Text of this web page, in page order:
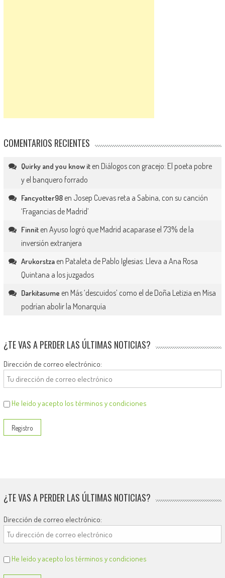
COMENTARIOS RECIENTES
Quirky and you know iten Diálogos con gracejo: El poeta pobre
y el banquero forrado
Fancyotter98en Josep Cuevas reta a Sabina, con su canción
‘Fragancias de Madrid’
Finniten Ayuso logró que Madrid acaparase el 73% de la
inversión extranjera
Arukorstzaen Pataleta de Pablo Iglesias: Lleva a Ana Rosa
Quintana a los juzgados
Darkitasume en Más ‘descuidos’ como el de Doña Letizia en Misa
podrían abolir la Monarquía
¿TE VAS A PERDER LAS ÚLTIMAS NOTICIAS?
Dirección de correo electrónico:
He leído y acepto los términos y condiciones
¿TE VAS A PERDER LAS ÚLTIMAS NOTICIAS?
Dirección de correo electrónico:
He leído y acepto los términos y condiciones